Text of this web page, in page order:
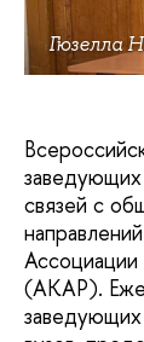
Гюзелла
связей с
Ассоциации
(АКАР).